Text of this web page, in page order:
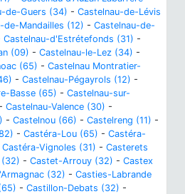
de-Guers (34) - Castelnau-de-Lévis
de-Mandailles (12) - Castelnau-de-
Castelnau-d'Estrétefonds (31) -
(09) - Castelnau-le-Lez (34) -
(65) - Castelnau Montratier-
- Castelnau-Pégayrols (12) -
Basse (65) - Castelnau-sur-
- Castelnau-Valence (30) -
- Castelnou (66) - Castelreng (11) -
- Castéra-Lou (65) - Castéra-
Castéra-Vignoles (31) - Casterets
- Castet-Arrouy (32) - Castex
(32) - Casties-Labrande
- Castillon-Debats (32) -